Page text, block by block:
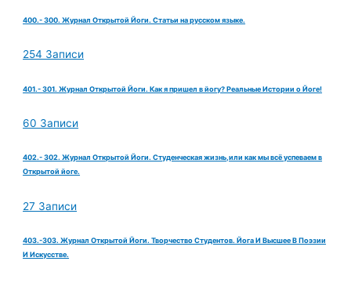
400.- 300. Журнал Открытой Йоги. Статьи на русском языке.
254 Записи
401.- 301. Журнал Открытой Йоги. Как я пришел в йогу? Реальные Истории о Йоге!
60 Записи
402.- 302. Журнал Открытой Йоги. Студенческая жизнь,или как мы всё успеваем в
Открытой йоге.
27 Записи
403.-303. Журнал Открытой Йоги. Творчество Студентов. Йога И Высшее В Поэзии
И Искусстве.